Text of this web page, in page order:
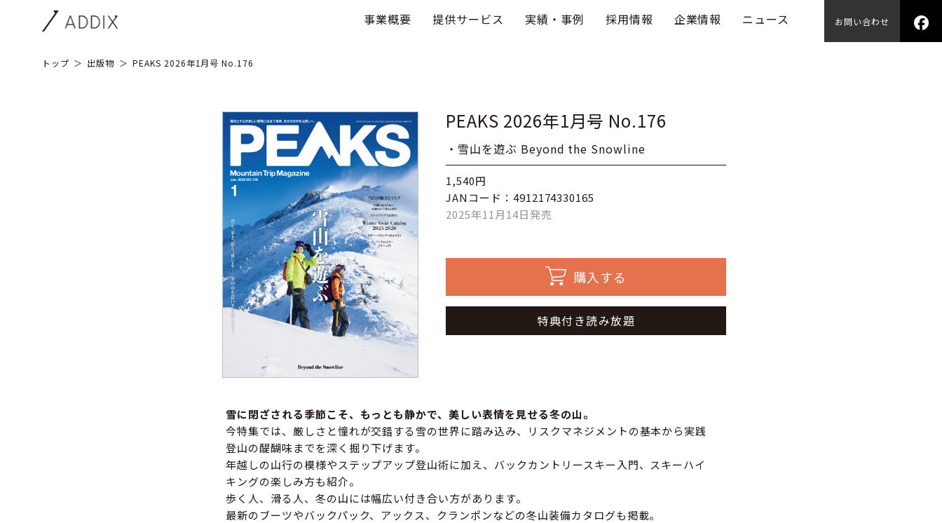
事業概要 提供サービス 実績・事例 採用情報 企業情報 ニュース お問い合わせ
トップ 出版物 PEAKS 2026年1月号 No.176
PEAKS 2026年1月号 No.176
・雪山を遊ぶ Beyond the Snowline
1,540円
JANコード：4912174330165
2025年11月14日発売
購入する
特典付き読み放題
雪に閉ざされる季節こそ、もっとも静かで、美しい表情を見せる冬の山。
今特集では、厳しさと憧れが交錯する雪の世界に踏み込み、リスクマネジメントの基本から実践
登山の醍醐味までを深く掘り下げます。
年越しの山行の模様やステップアップ登山術に加え、バックカントリースキー入門、スキーハイ
キングの楽しみ方も紹介。
歩く人、滑る人、冬の山には幅広い付き合い方があります。
最新のブーツやバックパック、アックス、クランポンなどの冬山装備カタログも掲載。